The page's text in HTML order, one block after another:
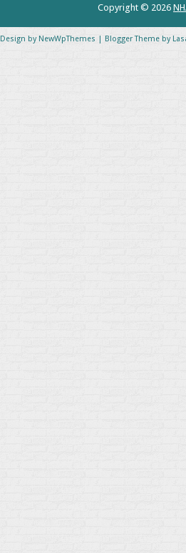
Copyright © 2026
Design by NewWpThemes | Blogger Theme by